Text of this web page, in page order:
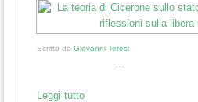
Scritto da Giovanni Teresi
Leggi tutto